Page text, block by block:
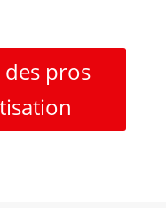
pros